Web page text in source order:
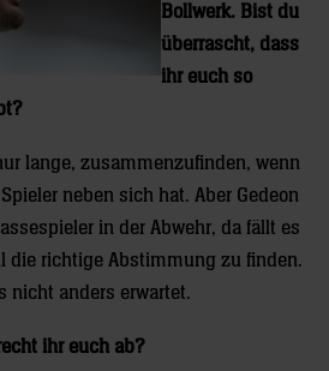
Bollwerk. Bist du
überrascht, dass
ihr euch so
lange, zusammenzufinden, wenn
neben sich hat. Aber Gedeon
in der Abwehr, da fällt es
die richtige Abstimmung zu finden.
nicht anders erwartet.
ihr euch ab?